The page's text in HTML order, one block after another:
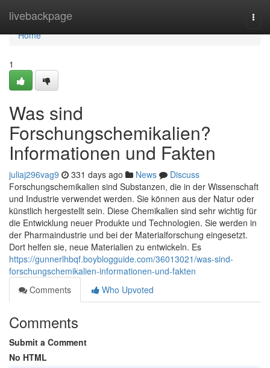
livebackpage
Home
Home
1
Was sind
Forschungschemikalien?
Informationen und Fakten
juliaj296vag9 331 days ago News
Discuss
Forschungschemikalien sind Substanzen, die in der Wissenschaft
und Industrie verwendet werden. Sie können aus der Natur oder
künstlich hergestellt sein. Diese Chemikalien sind sehr wichtig für
die Entwicklung neuer Produkte und Technologien. Sie werden in
der Pharmaindustrie und bei der Materialforschung eingesetzt.
Dort helfen sie, neue Materialien zu entwickeln. Es
https://gunnerlhbqf.boyblogguide.com/36013021/was-sind-
forschungschemikalien-informationen-und-fakten
Comments
Who Upvoted
Comments
Submit a Comment
No HTML